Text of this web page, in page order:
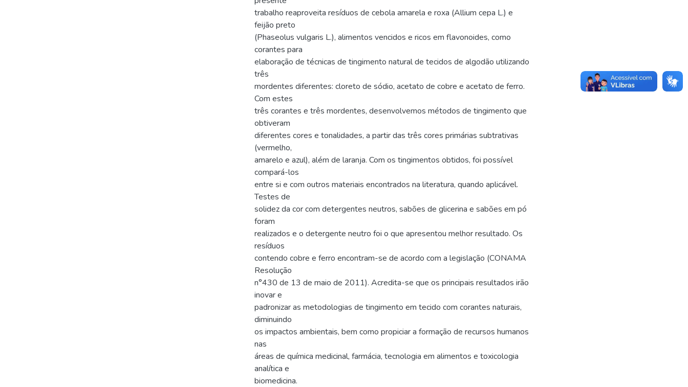
trabalho reaproveita resíduos de cebola amarela e roxa (Allium cepa L.) e
feijão preto
(Phaseolus vulgaris L.), alimentos vencidos e ricos em flavonoides, como
corantes para
elaboração de técnicas de tingimento natural de tecidos de algodão utilizando
três
mordentes diferentes: cloreto de sódio, acetato de cobre e acetato de ferro.
Com estes
três corantes e três mordentes, desenvolvemos métodos de tingimento que
obtiveram
diferentes cores e tonalidades, a partir das três cores primárias subtrativas
(vermelho,
amarelo e azul), além de laranja. Com os tingimentos obtidos, foi possível
compará-los
entre si e com outros materiais encontrados na literatura, quando aplicável.
Testes de
solidez da cor com detergentes neutros, sabões de glicerina e sabões em pó
foram
realizados e o detergente neutro foi o que apresentou melhor resultado. Os
resíduos
contendo cobre e ferro encontram-se de acordo com a legislação (CONAMA
Resolução
n°430 de 13 de maio de 2011). Acredita-se que os principais resultados irão
inovar e
padronizar as metodologias de tingimento em tecido com corantes naturais,
diminuindo
os impactos ambientais, bem como propiciar a formação de recursos humanos
nas
áreas de química medicinal, farmácia, tecnologia em alimentos e toxicologia
analítica e
biomedicina.